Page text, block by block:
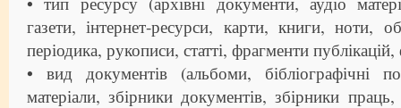
газети, інтернет-ресурси, карти, книги, ноти,
періодика, рукописи, статті, фрагменти
• вид документів (альбоми, бібліографічні
матеріали, збірники документів, збірники